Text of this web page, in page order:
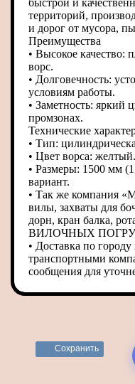
быстрой и
территорий,
и дорог от мусора,
Преимущества
• Высокое качество:
ворс.
• Долговечность:
условиям работы.
• Заметность: яркий
промзонах.
Технические
• Тип:
• Цвет ворса: желтый.
• Размеры: 1500 мм
вариант.
• Так же компания
вилы, захваты для
дорн, кран балка,
ВИЛОЧНЫХ
• Доставка по
транспортными
сообщения для
Сохранить